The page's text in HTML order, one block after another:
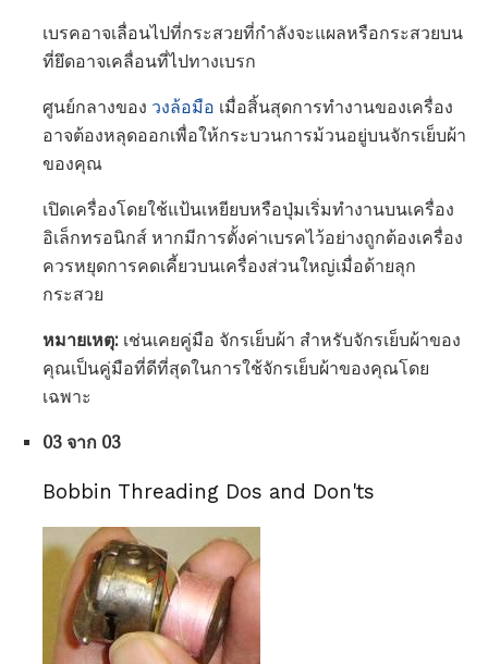
เบรคอาจเลื่อนไปที่กระสวยที่กำลังจะแผลหรือกระสวยบน
ที่ยึดอาจเคลื่อนที่ไปทางเบรก
ศูนย์กลางของ วงล้อมือ เมื่อสิ้นสุดการทำงานของเครื่อง
อาจต้องหลุดออกเพื่อให้กระบวนการม้วนอยู่บนจักรเย็บผ้า
ของคุณ
เปิดเครื่องโดยใช้แป้นเหยียบหรือปุ่มเริ่มทำงานบนเครื่อง
อิเล็กทรอนิกส์ หากมีการตั้งค่าเบรคไว้อย่างถูกต้องเครื่อง
ควรหยุดการคดเคี้ยวบนเครื่องส่วนใหญ่เมื่อด้ายลุก
กระสวย
หมายเหตุ: เช่นเคยคู่มือ จักรเย็บผ้า สำหรับจักรเย็บผ้าของ
คุณเป็นคู่มือที่ดีที่สุดในการใช้จักรเย็บผ้าของคุณโดย
เฉพาะ
03 จาก 03
Bobbin Threading Dos and Don'ts